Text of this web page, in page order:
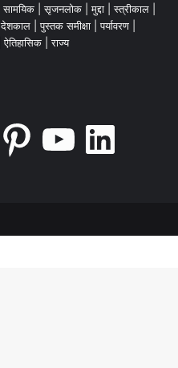
सामयिक सृजनलोक मुद्दा स्त्रीकाल
देशकाल पुस्तक समीक्षा पर्यावरण
ऐतिहासिक राज्य
Pinterest LinkedIn